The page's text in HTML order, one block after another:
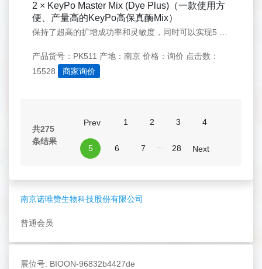
南京诺唯赞生物科技股份有限公司
普通会员
展位号: BIOON-96832b4427de
2 × KeyPo Master Mix (Dye Plus)（一款使用方
便、产量高的KeyPo高保真酶Mix）
产品货号：PK511 产地：南京 价格：询价 点击数：
15528
商家询价
共275
条结果
Prev 1 2 3 4
5 6 7 28 Next